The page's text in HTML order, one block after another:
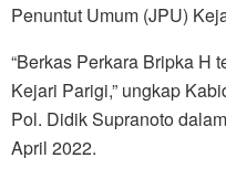
Penuntut Umum (JPU)
“Berkas Perkara Bripka H
Kejari Parigi,” ungkap
Pol. Didik Supranoto
April 2022.